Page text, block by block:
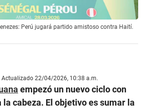
Perú jugará partido amistoso contra Haití.
22/04/2026, 10:38 a.m.
empezó un nuevo ciclo con
la cabeza. El objetivo es sumar la